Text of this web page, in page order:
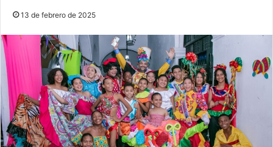
13 de febrero de 2025